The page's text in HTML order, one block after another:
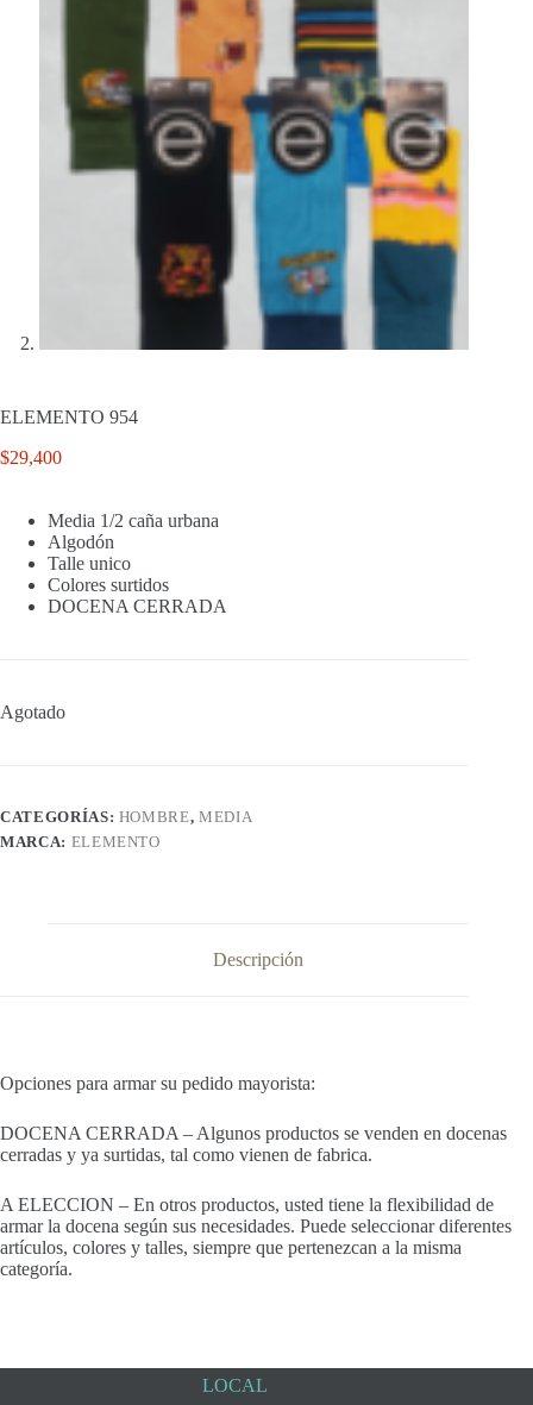
ELEMENTO 954
$29,400
Media 1/2 caña urbana
Algodón
Talle unico
Colores surtidos
DOCENA CERRADA
Agotado
CATEGORÍAS: HOMBRE,MEDIA
MARCA: ELEMENTO
Descripción
Opciones para armar su pedido mayorista:
DOCENA CERRADA – Algunos productos se venden en docenas
cerradas y ya surtidas, tal como vienen de fabrica.
A ELECCION – En otros productos, usted tiene la flexibilidad de
armar la docena según sus necesidades. Puede seleccionar diferentes
artículos, colores y talles, siempre que pertenezcan a la misma
categoría.
LOCAL